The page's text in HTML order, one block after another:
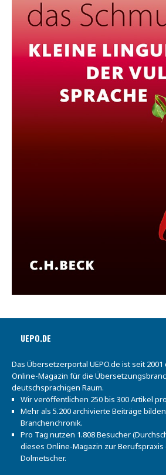
UEPO.DE
Das Übersetzerportal UEPO.de ist seit
Online-Magazin für die
deutschsprachigen Raum.
Wir veröffentlichen 250 bis 300 Artikel pro
Mehr als 5.200 archivierte Beiträge
Branchenchronik.
Pro Tag nutzen 1.808 Besucher
dieses Online-Magazin zur
Dolmetscher.